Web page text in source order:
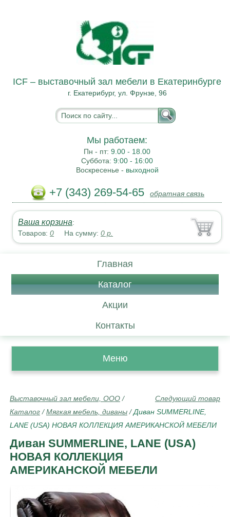
ICF – выставочный зал мебели в Екатеринбурге
г. Екатерибург, ул. Фрунзе, 96
Мы работаем:
Пн - пт:9.00 - 18.00
Суббота:9:00 - 16:00
Воскресенье - выходной
+7 (343) 269-54-65 обратная связь
Ваша корзина:
Товаров:0 На сумму:0 р.
Главная
Каталог
Акции
Контакты
Меню
Следующий товар
Выставочный зал мебели, ООО /
Каталог /Мягкая мебель, диваны /Диван SUMMERLINE,
LANE (USA) НОВАЯ КОЛЛЕКЦИЯ АМЕРИКАНСКОЙ МЕБЕЛИ
Диван SUMMERLINE, LANE (USA)
НОВАЯ КОЛЛЕКЦИЯ
АМЕРИКАНСКОЙ МЕБЕЛИ